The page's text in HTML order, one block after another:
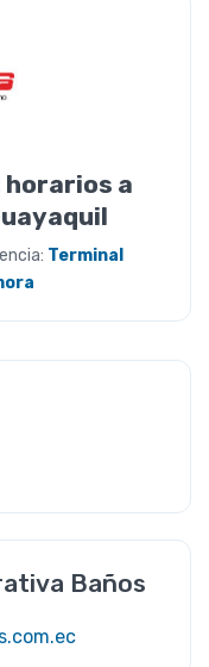
horarios a
Terminal
Baños